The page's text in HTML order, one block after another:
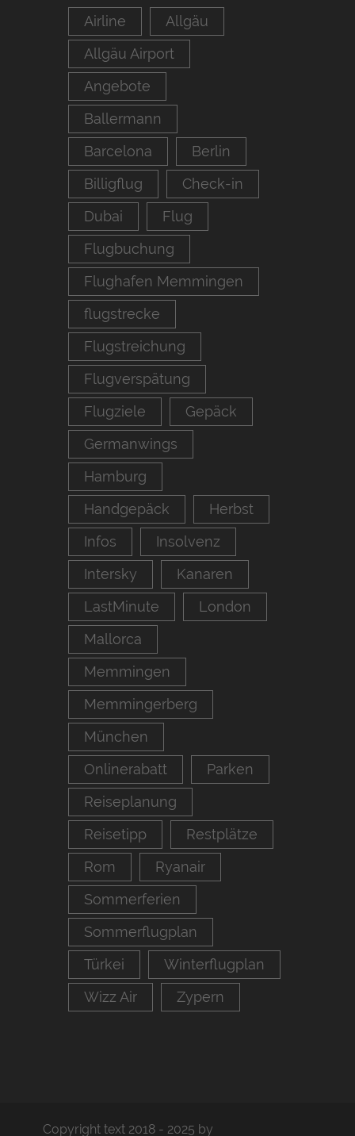
Airline
Allgäu
Allgäu Airport
Angebote
Ballermann
Barcelona
Berlin
Billigflug
Check-in
Dubai
Flug
Flugbuchung
Flughafen Memmingen
flugstrecke
Flugstreichung
Flugverspätung
Flugziele
Gepäck
Germanwings
Hamburg
Handgepäck
Herbst
Infos
Insolvenz
Intersky
Kanaren
LastMinute
London
Mallorca
Memmingen
Memmingerberg
München
Onlinerabatt
Parken
Reiseplanung
Reisetipp
Restplätze
Rom
Ryanair
Sommerferien
Sommerflugplan
Türkei
Winterflugplan
Wizz Air
Zypern
Copyright text 2018 - 2025 by